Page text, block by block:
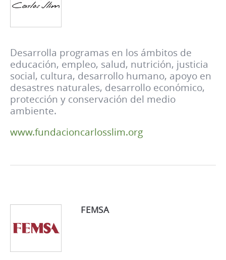
Desarrolla programas en los ámbitos de
educación, empleo, salud, nutrición, justicia
social, cultura, desarrollo humano, apoyo en
desastres naturales, desarrollo económico,
protección y conservación del medio
ambiente.
www.fundacioncarlosslim.org
FEMSA